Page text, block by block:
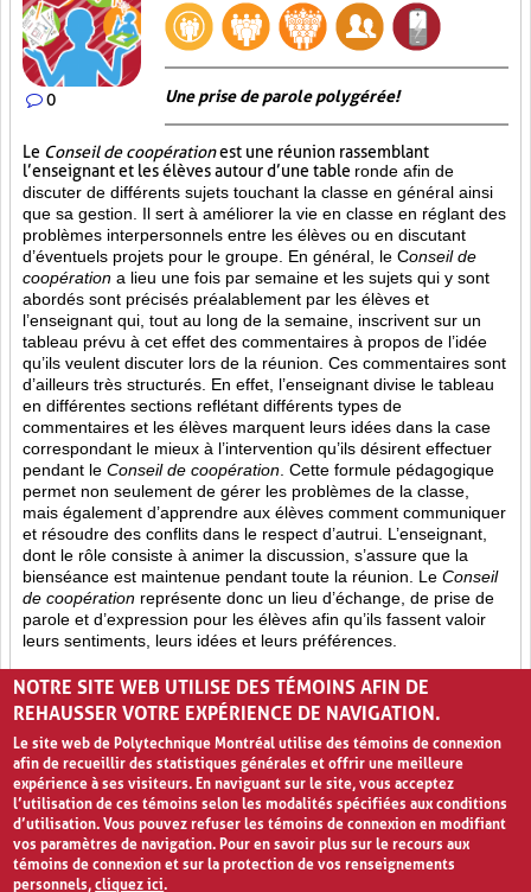
0 Une prise de parole polygérée!
Le Conseil de coopérationest une réunion rassemblant
l’enseignant et les élèves autour d’une table ronde afin de
discuter de différents sujets touchant la classe en général ainsi
que sa gestion. Il sert à améliorer la vie en classe en réglant des
problèmes interpersonnels entre les élèves ou en discutant
d’éventuels projets pour le groupe. En général, le Conseil de
coopération a lieu une fois par semaine et les sujets qui y sont
abordés sont précisés préalablement par les élèves et
l’enseignant qui, tout au long de la semaine, inscrivent sur un
tableau prévu à cet effet des commentaires à propos de l’idée
qu’ils veulent discuter lors de la réunion. Ces commentaires sont
d’ailleurs très structurés. En effet, l’enseignant divise le tableau
en différentes sections reflétant différents types de
commentaires et les élèves marquent leurs idées dans la case
correspondant le mieux à l’intervention qu’ils désirent effectuer
pendant le Conseil de coopération . Cette formule pédagogique
permet non seulement de gérer les problèmes de la classe,
mais également d’apprendre aux élèves comment communiquer
et résoudre des conflits dans le respect d’autrui. L’enseignant,
dont le rôle consiste à animer la discussion, s’assure que la
bienséance est maintenue pendant toute la réunion. Le Conseil
de coopération représente donc un lieu d’échange, de prise de
parole et d’expression pour les élèves afin qu’ils fassent valoir
leurs sentiments, leurs idées et leurs préférences.
Opinion (8) Partage (13) Rétroaction (4)
NOTRE SITE WEB UTILISE DES TÉMOINS AFIN DE
REHAUSSER VOTRE EXPÉRIENCE DE NAVIGATION.
Le site web de Polytechnique Montréal utilise des témoins de connexion
afin de recueillir des statistiques générales et offrir une meilleure
expérience à ses visiteurs. En naviguant sur le site, vous acceptez
l’utilisation de ces témoins selon les modalités spécifiées aux conditions
d’utilisation. Vous pouvez refuser les témoins de connexion en modifiant
vos paramètres de navigation. Pour en savoir plus sur le recours aux
témoins de connexion et sur la protection de vos renseignements
personnels,cliquez ici.